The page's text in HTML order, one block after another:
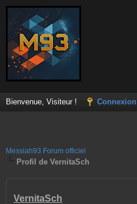
Bienvenue, Visiteur ! Connexion
Messiah93 Forum officiel
Profil de VernitaSch
VernitaSch